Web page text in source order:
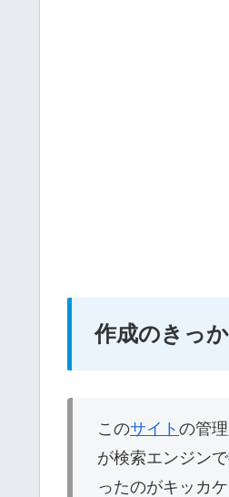
作成のきっ
このサイト の管
が検索エンジン
ったのがキッカケ